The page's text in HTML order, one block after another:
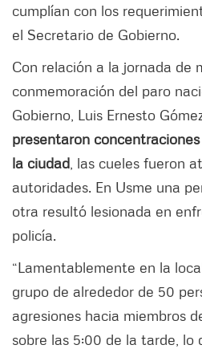
cumplían con los
el Secretario de Gobierno.
Con relación a la jornada de
conmemoración del paro
Gobierno, Luis Ernesto
presentaron
la ciudad , las cueles fueron
autoridades. En Usme una
otra resultó lesionada en
policía.
“Lamentablemente en la
grupo de alrededor de 50
agresiones hacia miembros
sobre las 5:00 de la tarde, lo